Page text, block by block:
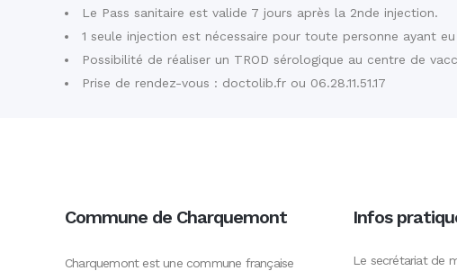
Le Pass sanitaire est valide 7 jours après la 2nde injection.
1 seule injection est nécessaire pour toute personne ayant
Possibilité de réaliser un TROD sérologique au centre de
Prise de rendez-vous : doctolib.fr ou 06.28.11.51.17
Commune de Charquemont
Charquemont est une commune française
Infos
Le secrétariat de